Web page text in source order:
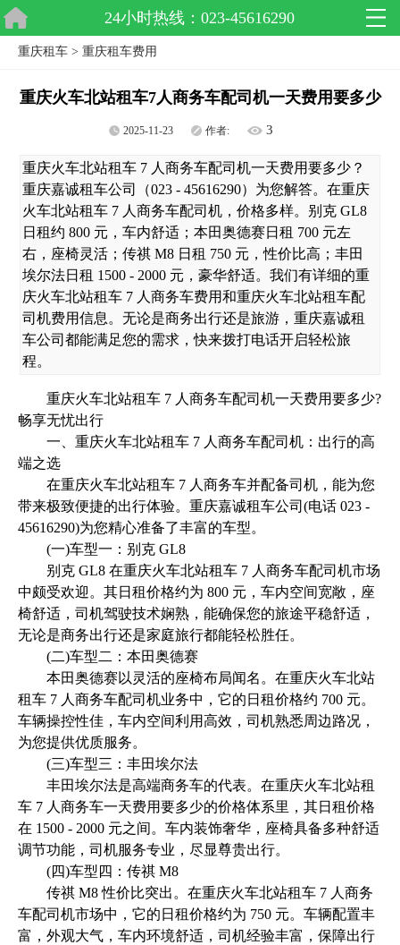
24小时热线：023-45616290
重庆租车 > 重庆租车费用
重庆火车北站租车7人商务车配司机一天费用要多少
2025-11-23 作者: 3
重庆火车北站租车 7 人商务车配司机一天费用要多少？
重庆嘉诚租车公司（023 - 45616290）为您解答。在重庆
火车北站租车 7 人商务车配司机，价格多样。别克 GL8
日租约 800 元，车内舒适；本田奥德赛日租 700 元左
右，座椅灵活；传祺 M8 日租 750 元，性价比高；丰田
埃尔法日租 1500 - 2000 元，豪华舒适。我们有详细的重
庆火车北站租车 7 人商务车费用和重庆火车北站租车配
司机费用信息。无论是商务出行还是旅游，重庆嘉诚租
车公司都能满足您的需求，快来拨打电话开启轻松旅
程。
重庆火车北站租车 7 人商务车配司机一天费用要多少?
畅享无忧出行
一、重庆火车北站租车 7 人商务车配司机：出行的高
端之选
在重庆火车北站租车 7 人商务车并配备司机，能为您
带来极致便捷的出行体验。重庆嘉诚租车公司(电话 023 -
45616290)为您精心准备了丰富的车型。
(一)车型一：别克 GL8
别克 GL8 在重庆火车北站租车 7 人商务车配司机市场
中颇受欢迎。其日租价格约为 800 元，车内空间宽敞，座
椅舒适，司机驾驶技术娴熟，能确保您的旅途平稳舒适，
无论是商务出行还是家庭旅行都能轻松胜任。
(二)车型二：本田奥德赛
本田奥德赛以灵活的座椅布局闻名。在重庆火车北站
租车 7 人商务车配司机业务中，它的日租价格约 700 元。
车辆操控性佳，车内空间利用高效，司机熟悉周边路况，
为您提供优质服务。
(三)车型三：丰田埃尔法
丰田埃尔法是高端商务车的代表。在重庆火车北站租
车 7 人商务车一天费用要多少的价格体系里，其日租价格
在 1500 - 2000 元之间。车内装饰奢华，座椅具备多种舒适
调节功能，司机服务专业，尽显尊贵出行。
(四)车型四：传祺 M8
传祺 M8 性价比突出。在重庆火车北站租车 7 人商务
车配司机市场中，它的日租价格约为 750 元。车辆配置丰
富，外观大气，车内环境舒适，司机经验丰富，保障出行